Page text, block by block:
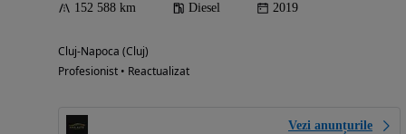
152 588 km Diesel 2019
Cluj-Napoca (Cluj)
Profesionist • Reactualizat
Vezi anunțurile